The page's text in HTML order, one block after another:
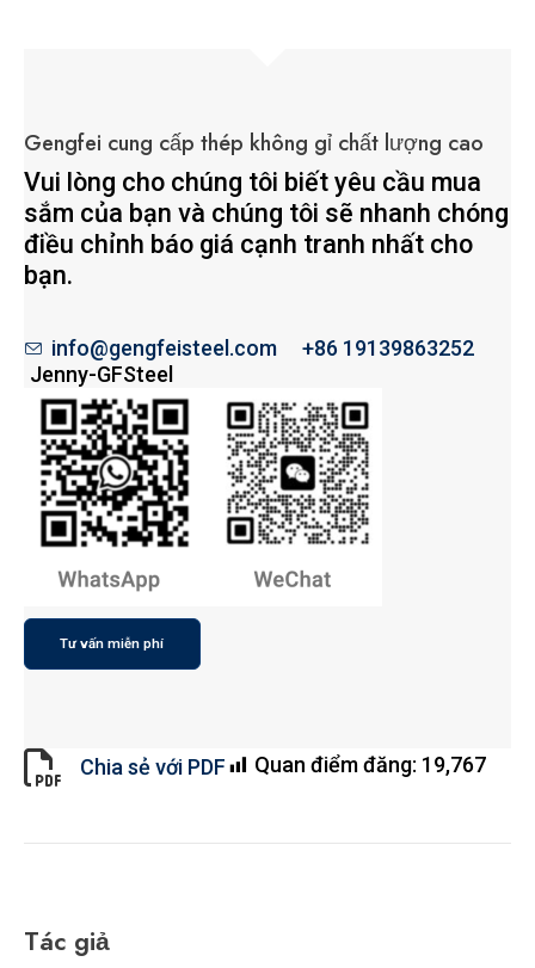
Gengfei cung cấp thép không gỉ chất lượng cao
Vui lòng cho chúng tôi biết yêu cầu mua
sắm của bạn và chúng tôi sẽ nhanh chóng
điều chỉnh báo giá cạnh tranh nhất cho
bạn.
info@gengfeisteel.com
+86 19139863252
Jenny-GFSteel
Tư vấn miễn phí
Chia sẻ với PDF Quan điểm đăng: 19,767
Tác giả